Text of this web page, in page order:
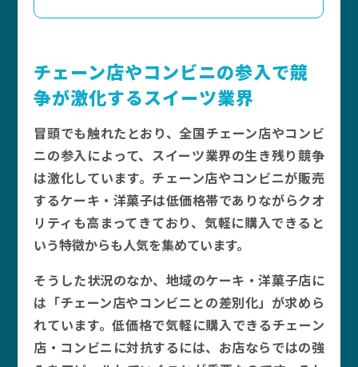
チェーン店やコンビニの参入で競
争が激化するスイーツ業界
冒頭でも触れたとおり、全国チェーン店やコンビ
ニの参入によって、スイーツ業界の生き残り競争
は激化しています。チェーン店やコンビニが販売
するケーキ・洋菓子は低価格帯でありながらクオ
リティも高まってきており、気軽に購入できると
いう特徴からも人気を集めています。
そうした状況のなか、地域のケーキ・洋菓子店に
は「チェーン店やコンビニとの差別化」が求めら
れています。低価格で気軽に購入できるチェーン
店・コンビニに対抗するには、お店ならではの強